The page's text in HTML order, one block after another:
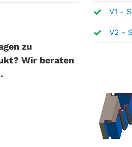
zu
Wir beraten
V1 -
V2 -